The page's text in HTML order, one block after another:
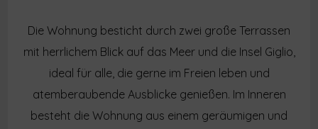
Die Wohnung besticht durch zwei große Terrassen
mit herrlichem Blick auf das Meer und die Insel Giglio,
ideal für alle, die gerne im Freien leben und
atemberaubende Ausblicke genießen. Im Inneren
besteht die Wohnung aus einem geräumigen und